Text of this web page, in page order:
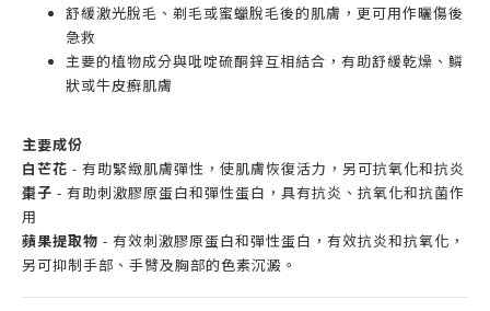
舒緩激光脫毛、剃毛或蜜蠟脫毛後的肌膚，更可用作曬傷後
急救
主要的植物成分與吡啶硫酮鋅互相結合，有助舒緩乾燥、鱗
狀或牛皮癬肌膚
主要成份
白芒花 - 有助緊緻肌膚彈性，使肌膚恢復活力，另可抗氧化和抗炎
棗子 - 有助刺激膠原蛋白和彈性蛋白，具有抗炎、抗氧化和抗菌作
用
蘋果提取物 - 有效刺激膠原蛋白和彈性蛋白，有效抗炎和抗氧化，
另可抑制手部、手臂及胸部的色素沉澱。